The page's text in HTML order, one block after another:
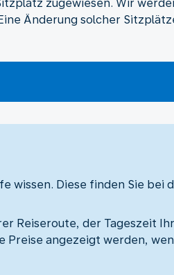
zugewiesen. Wir
Änderung solcher
Diese finden Sie bei
Reiseroute, der Tageszeit
angezeigt werden,